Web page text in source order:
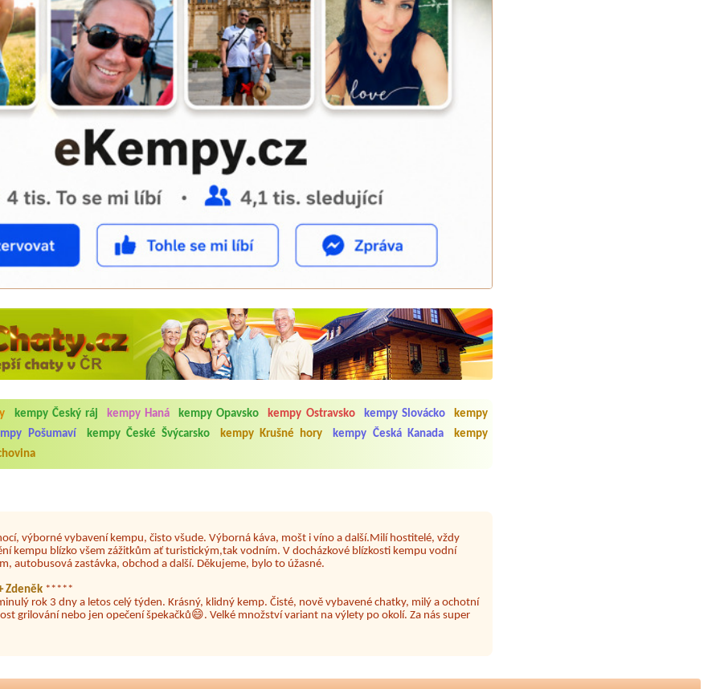
kempy Český ráj kempy Haná kempy Opavsko kempy Ostravsko kempy Slovácko
kempy
Pošumaví kempy České Švýcarsko kempy Krušné hory kempy Česká Kanada
kempy
do 1.8. 2026. Kemp jako takový je pěkný. V umývárně i na WC bylo vždy čisto, doplněný papír i
hluk z repráků u stanů a absolutní bezohlednost ostatních ubytovaných. Přes den jsem si připadala
hrála jiná hudba.Kemp pěkný, ale takový rámus jsme ještě nezažili...
dva. Na začátku prázdnin. Přijeli jsme karavanem. Klid pohoda socialky nové krásné čisté,koupání
dobrým jídlem za slušnou cenu na dosah, a spoustu možností na výlety. Veškerý personál se choval
výborné vybavení kempu, čisto všude. Výborná káva, mošt i víno a další.Milí hostitelé, vždy
kempu blízko všem zážitkům ať turistickým,tak vodním. V docházkové blízkosti kempu vodní
autobusová zastávka, obchod a další. Děkujeme, bylo to úžasné.
Zdeněk*****
rok 3 dny a letos celý týden. Krásný, klidný kemp. Čisté, nově vybavené chatky, milý a ochotní
grilování nebo jen opečení špekačků😄. Velké množství variant na výlety po okolí. Za nás super
jsme byli spokojeni. Bohužel letos to byla bída s úklidem toalet, toaletní papír neustále chyběl a dva